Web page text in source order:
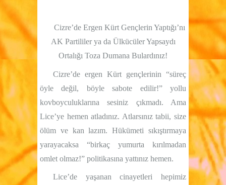
Cizre’de Ergen Kürt Gençlerin Yaptığı’nı
AK Partililer ya da Ülkücüler Yapsaydı
Ortalığı Toza Dumana Bulardınız!
Cizre’de ergen Kürt gençlerinin “süreç
öyle değil, böyle sabote edilir!” yollu
kovboyculuklarına sesiniz çıkmadı. Ama
Lice’ye hemen atladınız. Atlarsınız tabii, size
ölüm ve kan lazım. Hükümeti sıkıştırmaya
yarayacaksa “birkaç yumurta kırılmadan
omlet olmaz!” politikasına yattınız hemen.
Lice’de yaşanan cinayetleri hepimiz